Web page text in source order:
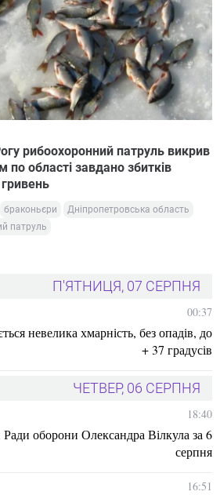
рибоохоронний патруль викрив
по області завдано збитків
браконьєри
Дніпропетровська область
патруль
П'ЯТНИЦЯ, 07 СЕРПНЯ
00:37
невелика хмарність, без опадів, до
+ 37 градусів
ЧЕТВЕР, 06 СЕРПНЯ
18:40
оборони Олександра Вілкула за 6
серпня
16:51